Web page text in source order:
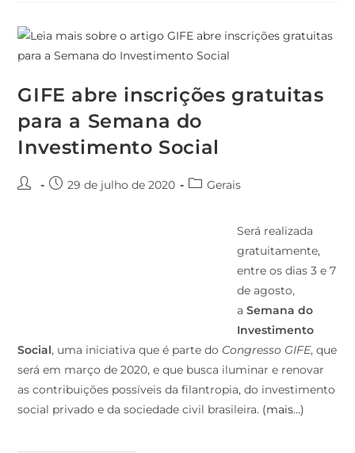
GIFE abre inscrições gratuitas
para a Semana do
Investimento Social
29 de julho de 2020 Gerais
Será realizada
gratuitamente,
entre os dias 3 e 7
de agosto,
aSemana do
Investimento
Social, uma iniciativa que é parte do Congresso GIFE, que
será em março de 2020, e que busca iluminar e renovar
as contribuições possíveis da filantropia, do investimento
social privado e da sociedade civil brasileira. (mais…)